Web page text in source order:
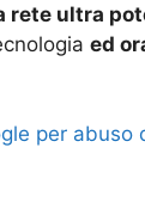
rete ultra
ed
per abuso